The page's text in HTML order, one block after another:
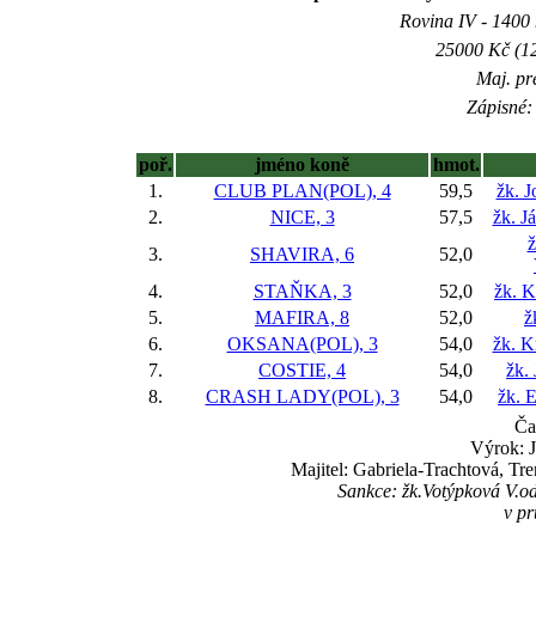
Rovina IV - 1400
25000 Kč
Maj.
poř. jméno koně
hmot.
1.
CLUB PLAN(POL), 4 59,5
žk.
2.
NICE, 3 57,5
žk.
3.
SHAVIRA, 6 52,0
4.
STAŇKA, 3 52,0
žk.
5.
MAFIRA, 8 52,0
6.
OKSANA(POL), 3 54,0
žk.
7.
COSTIE, 4 54,0
žk.
8.
CRASH LADY(POL), 3 54,0
žk.
Výrok:
Majitel: Gabriela-Trachtová,
Sankce: žk.Votýpková
v